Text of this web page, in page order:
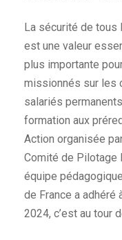
La sécurité de tous
est une valeur
plus importante
missionnés sur les
salariés
formation aux
Action organisée
Comité de Pilotage
équipe
de France a
2024, c’est au tour